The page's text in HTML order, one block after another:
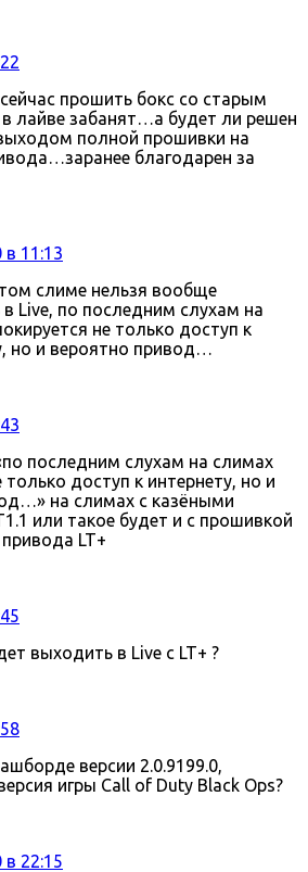
прошить бокс со старым
лайве забанят…а будет ли решен
полной прошивки на
благодарен за
в 11:13
слиме нельзя вообще
Live, по последним слухам на
не только доступ к
но и вероятно привод…
последним слухам на слимах
только доступ к интернету, но и
на слимах с казёными
или такое будет и с прошивкой
LT+
выходить в Live c LT+ ?
версии 2.0.9199.0,
игры Call of Duty Black Ops?
в 22:15